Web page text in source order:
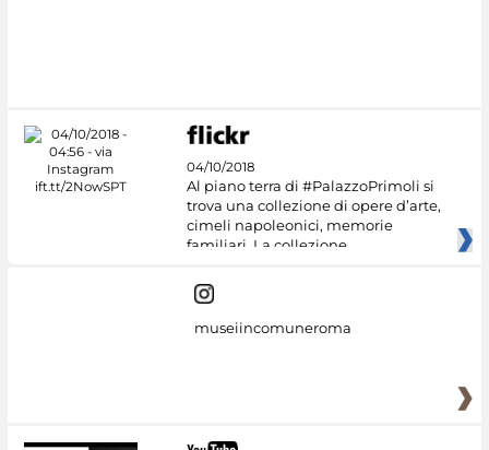
04/10/2018
Al piano terra di #PalazzoPrimoli si
trova una collezione di opere d’arte,
cimeli napoleonici, memorie
familiari. La collezione
museiincomuneroma